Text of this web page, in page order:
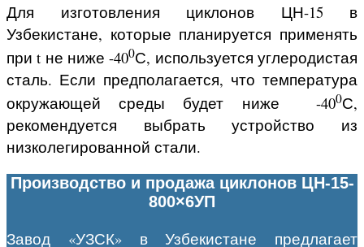
Для изготовления циклонов ЦН-15 в
Узбекистане, которые планируется применять
при t не ниже -400С, используется углеродистая
сталь. Если предполагается, что температура
окружающей среды будет ниже -400С,
рекомендуется выбрать устройство из
низколегированной стали.
Производство и продажа циклонов ЦН-15-
800×6УП
Завод «УЗСК» в Узбекистане предлагает